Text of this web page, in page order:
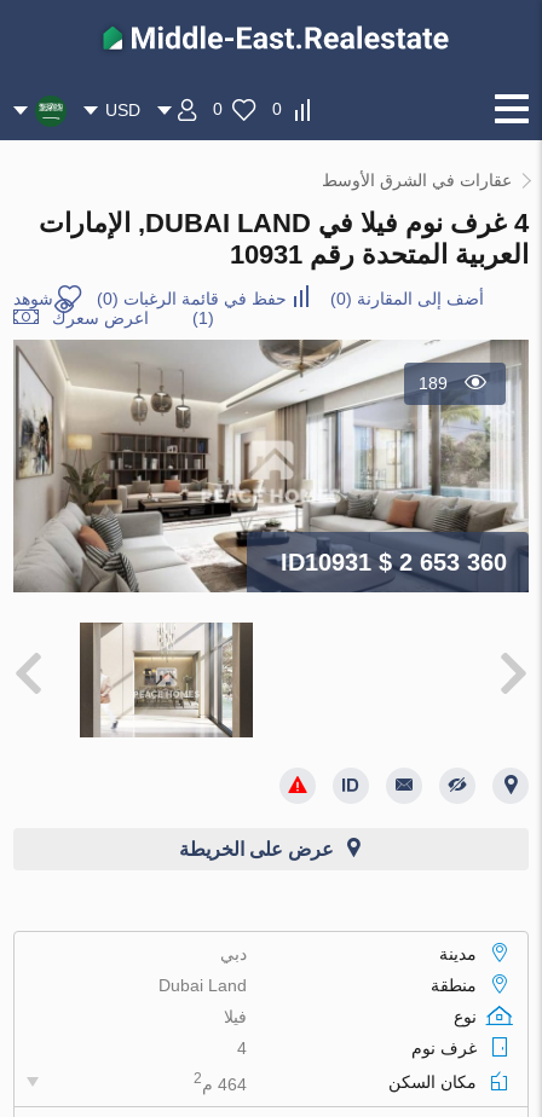
0
0
USD
عقارات في الشرق الأوسط
4 غرف نوم فيلا في DUBAI LAND, الإمارات
العربية المتحدة رقم 10931
أضف إلى المقارنة (
0
) حفظ في قائمة الرغبات (
0
)
شوهد
(1)
اعرض سعرك
189
ID10931$ 2 653 360
عرض على الخريطة
مدينة
دبي
منطقة
Dubai Land
نوع
فيلا
غرف نوم
4
مكان السكن
464 م 2